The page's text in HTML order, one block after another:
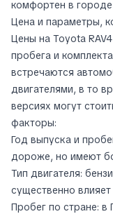
комфортен в городе
Цена и параметры,
Цены на Toyota
пробега и
встречаются
двигателями, в то
версиях могут
факторы:
Год выпуска и
дороже, но имеют
Тип двигателя:
существенно
Пробег по стране: в